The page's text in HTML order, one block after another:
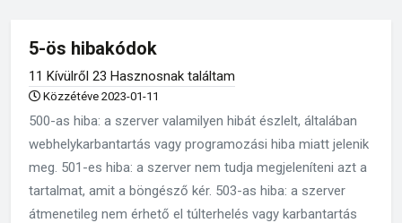
5-ös hibakódok
11 Kívülről 23 Hasznosnak találtam
Közzétéve 2023-01-11
500-as hiba: a szerver valamilyen hibát észlelt, általában
webhelykarbantartás vagy programozási hiba miatt jelenik
meg. 501-es hiba: a szerver nem tudja megjeleníteni azt a
tartalmat, amit a böngésző kér. 503-as hiba: a szerver
átmenetileg nem érhető el túlterhelés vagy karbantartás